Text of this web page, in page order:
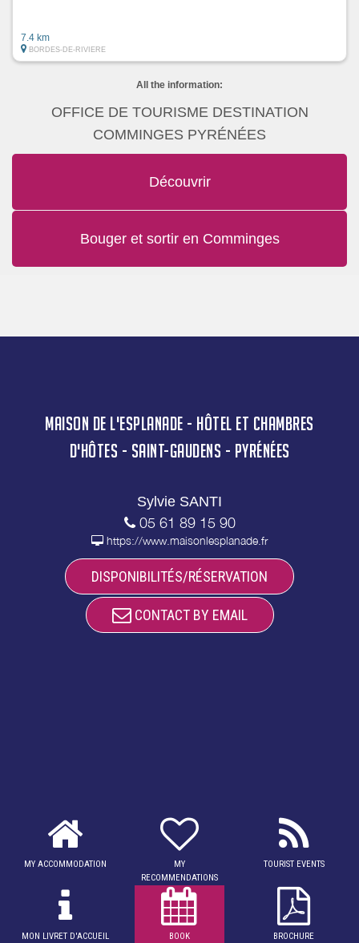
7.4 km
BORDES-DE-RIVIERE
All the information:
OFFICE DE TOURISME DESTINATION
COMMINGES PYRÉNÉES
Découvrir
Bouger et sortir en Comminges
MAISON DE L'ESPLANADE - HÔTEL ET CHAMBRES
D'HÔTES - SAINT-GAUDENS - PYRÉNÉES
Sylvie SANTI
05 61 89 15 90
https://www.maisonlesplanade.fr
DISPONIBILITÉS/RÉSERVATION
CONTACT BY EMAIL
MY ACCOMMODATION
MY
RECOMMENDATIONS
TOURIST EVENTS
MON LIVRET D'ACCUEIL BOOK BROCHURE